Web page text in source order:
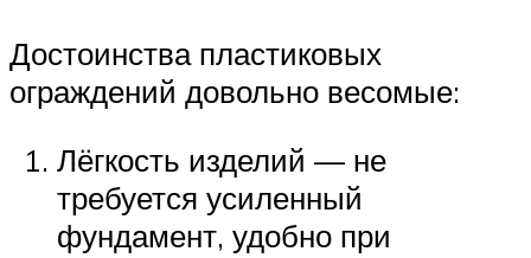
Достоинства пластиковых
ограждений довольно весомые:
Лёгкость изделий — не
требуется усиленный
фундамент, удобно при